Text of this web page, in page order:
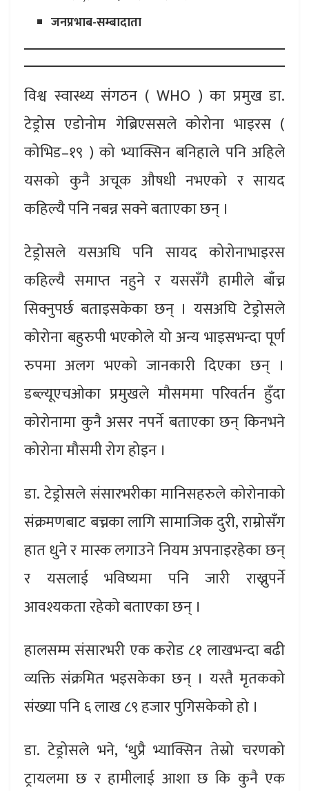
जनप्रभाब-सम्बादाता
विश्व स्वास्थ्य संगठन ( WHO ) का प्रमुख डा.
टेड्रोस एडोनोम गेब्रिएससले कोरोना भाइरस (
कोभिड–१९ ) को भ्याक्सिन बनिहाले पनि अहिले
यसको कुनै अचूक औषधी नभएको र सायद
कहिल्यै पनि नबन्न सक्ने बताएका छन् ।
टेड्रोसले यसअघि पनि सायद कोरोनाभाइरस
कहिल्यै समाप्त नहुने र यससँगै हामीले बाँच्न
सिक्नुपर्छ बताइसकेका छन् । यसअघि टेड्रोसले
कोरोना बहुरुपी भएकोले यो अन्य भाइसभन्दा पूर्ण
रुपमा अलग भएको जानकारी दिएका छन् ।
डब्ल्यूएचओका प्रमुखले मौसममा परिवर्तन हुँदा
कोरोनामा कुनै असर नपर्ने बताएका छन् किनभने
कोरोना मौसमी रोग होइन ।
डा. टेड्रोसले संसारभरीका मानिसहरुले कोरोनाको
संक्रमणबाट बच्नका लागि सामाजिक दुरी, राम्रोसँग
हात धुने र मास्क लगाउने नियम अपनाइरहेका छन्
र यसलाई भविष्यमा पनि जारी राख्नुपर्ने
आवश्यकता रहेको बताएका छन् ।
हालसम्म संसारभरी एक करोड ८१ लाखभन्दा बढी
व्यक्ति संक्रमित भइसकेका छन् । यस्तै मृतकको
संख्या पनि ६ लाख ८९ हजार पुगिसकेको हो ।
डा. टेड्रोसले भने, ‘थुप्रै भ्याक्सिन तेस्रो चरणको
ट्रायलमा छ र हामीलाई आशा छ कि कुनै एक